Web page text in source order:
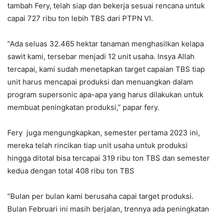
tambah Fery, telah siap dan bekerja sesuai rencana untuk
capai 727 ribu ton lebih TBS dari PTPN VI.
“Ada seluas 32.465 hektar tanaman menghasilkan kelapa
sawit kami, tersebar menjadi 12 unit usaha. Insya Allah
tercapai, kami sudah menetapkan target capaian TBS tiap
unit harus mencapai produksi dan menuangkan dalam
program supersonic apa-apa yang harus dilakukan untuk
membuat peningkatan produksi,” papar fery.
Fery juga mengungkapkan, semester pertama 2023 ini,
mereka telah rincikan tiap unit usaha untuk produksi
hingga ditotal bisa tercapai 319 ribu ton TBS dan semester
kedua dengan total 408 ribu ton TBS
“Bulan per bulan kami berusaha capai target produksi.
Bulan Februari ini masih berjalan, trennya ada peningkatan